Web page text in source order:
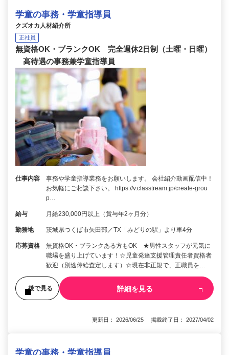
学童の事務・学童指導員
クズオカ人材紹介所
正社員
無資格OK・ブランクOK 完全週休2日制（土曜・日曜）
高待遇の事務兼学童指導員
仕事内容
事務や学童指導業務をお願いします。 会社紹介動画配信中！
お気軽にご相談下さい。 https://v.classtream.jp/create-grou
p…
給与 月給230,000円以上（賞与年2ヶ月分）
勤務地 茨城県つくば市矢田部／TX「みどりの駅」より車4分
応募資格
無資格OK・ブランクある方もOK ★男性スタッフが元気に
職場を盛り上げています！☆児童発達支援管理責任者資格者
歓迎（別途俸給査定します）☆現在非正規で、正職員を…
後で見る 詳細を見る
更新日： 2026/06/25 掲載終了日： 2027/04/02
学童の事務・学童指導員